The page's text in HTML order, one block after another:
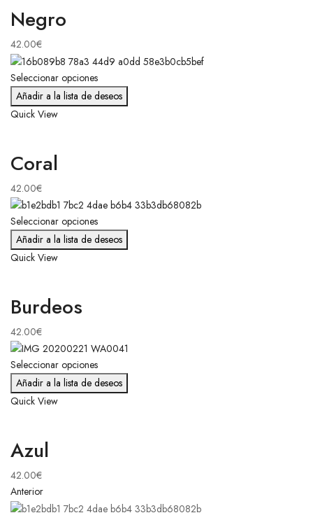
Negro
42.00€
Seleccionar opciones
Añadir a la lista de deseos
Quick View
Coral
42.00€
Seleccionar opciones
Añadir a la lista de deseos
Quick View
Burdeos
42.00€
Seleccionar opciones
Añadir a la lista de deseos
Quick View
Azul
42.00€
Anterior